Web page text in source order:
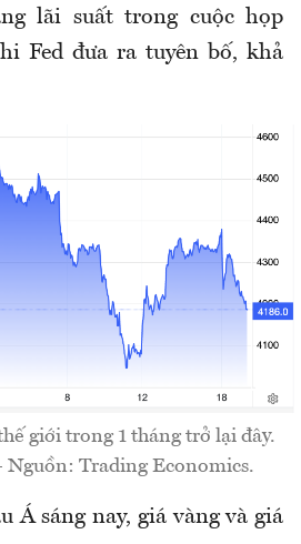
lãi suất trong cuộc họp
Fed đưa ra tuyên bố, khả
giới trong 1 tháng trở lại đây.
Trading Economics.
Á sáng nay, giá vàng và giá